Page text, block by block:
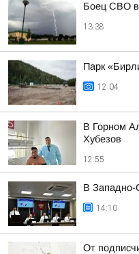
Боец СВО
13:38
Парк
12:04
В Горном
Хубезов
12:55
В Западно-
14:10
От